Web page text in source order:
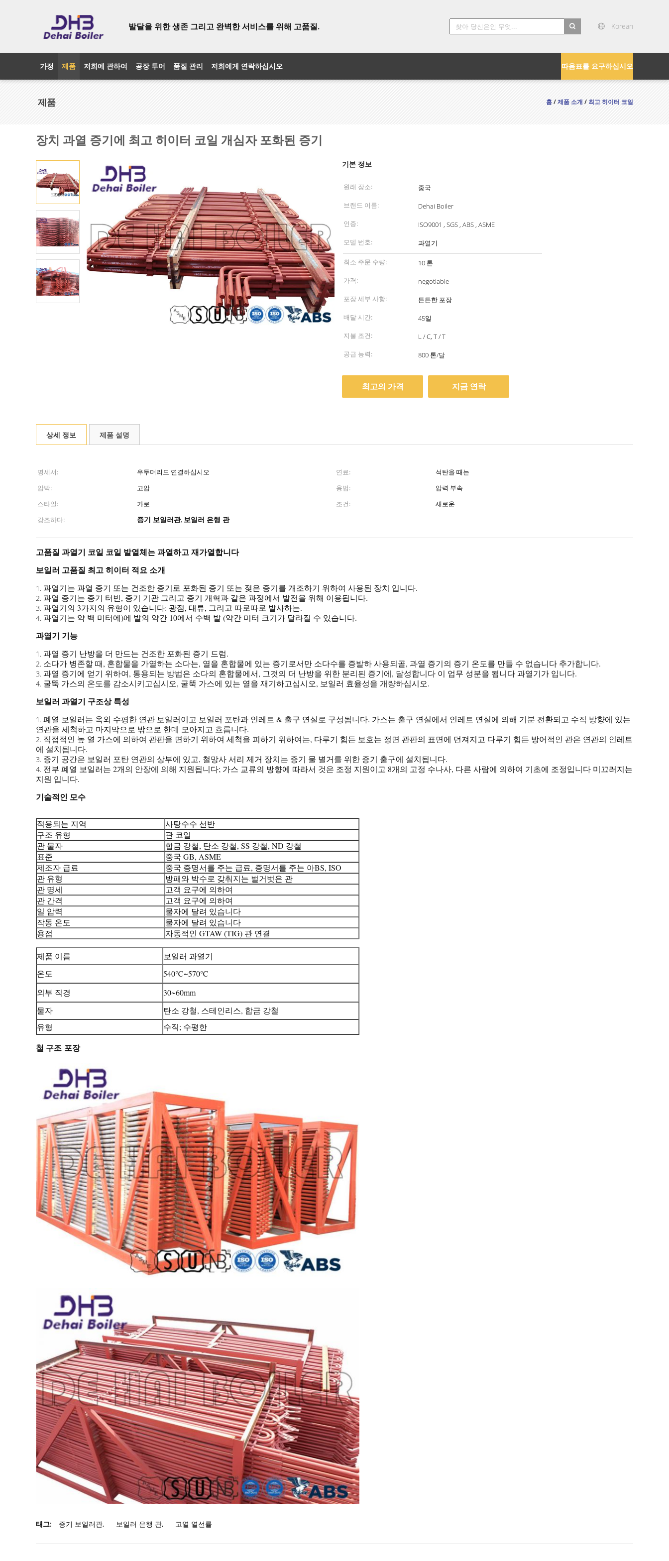
발달을 위한 생존 그리고 완벽한 서비스를 위해 고품질. Korean
따옴표를 요구하십시오
가정 제품 저희에 관하여 공장 투어 품질 관리 저희에게 연락하십시오
제품 홈/제품 소개/최고 히이터 코일
장치 과열 증기에 최고 히이터 코일 개심자 포화된 증기
기본 정보
원래 장소:
중국
브랜드 이름:
Dehai Boiler
인증:
ISO9001 , SGS , ABS , ASME
모델 번호:
과열기
최소 주문 수량:
10 톤
가격:
negotiable
포장 세부 사항:
튼튼한 포장
배달 시간:
45일
지불 조건:
L / C, T / T
공급 능력:
800 톤/달
최고의 가격 지금 연락
상세 정보 제품 설명
명세서: 우두머리도 연결하십시오 연료:
석탄을 때는
압박:
고압 용법:
압력 부속
스타일:
가로 조건:
새로운
강조하다:
증기 보일러관, 보일러 은행 관
고품질 과열기 코일 코일 발열체는 과열하고 재가열합니다
보일러 고품질 최고 히이터 적요 소개
1. 과열기는 과열 증기 또는 건조한 증기로 포화된 증기 또는 젖은 증기를 개조하기 위하여 사용된 장치 입니다.
2. 과열 증기는 증기 터빈, 증기 기관 그리고 증기 개혁과 같은 과정에서 발전을 위해 이용됩니다.
3. 과열기의 3가지의 유형이 있습니다: 광점, 대류, 그리고 따로따로 발사하는.
4. 과열기는 약 백 미터에)에 발의 약간 10에서 수백 발 (약간 미터 크기가 달라질 수 있습니다.
과열기 기능
1. 과열 증기 난방을 더 만드는 건조한 포화된 증기 드럼.
2. 소다가 병존할 때, 혼합물을 가열하는 소다는, 열을 혼합물에 있는 증기로서만 소다수를 증발하 사용되골, 과열 증기의 증기 온도를 만들 수 없습니다 추가합니다.
3. 과열 증기에 얻기 위하여, 통용되는 방법은 소다의 혼합물에서, 그것의 더 난방을 위한 분리된 증기에, 달성합니다 이 업무 성분을 됩니다 과열기가 입니다.
4. 굴뚝 가스의 온도를 감소시키고십시오, 굴뚝 가스에 있는 열을 재기하고십시오, 보일러 효율성을 개량하십시오.
보일러 과열기 구조상 특성
1. 폐열 보일러는 옥외 수평한 연관 보일러이고 보일러 포탄과 인레트 & 출구 연실로 구성됩니다. 가스는 출구 연실에서 인레트 연실에 의해 기분 전환되고 수직 방향에 있는
연관을 세척하고 마지막으로 밖으로 한데 모아지고 흐릅니다.
2. 직접적인 높 열 가스에 의하여 관판을 면하기 위하여 세척을 피하기 위하여는, 다루기 힘든 보호는 정면 관판의 표면에 던져지고 다루기 힘든 방어적인 관은 연관의 인레트
에 설치됩니다.
3. 증기 공간은 보일러 포탄 연관의 상부에 있고, 철망사 서리 제거 장치는 증기 물 별거를 위한 증기 출구에 설치됩니다.
4. 전부 폐열 보일러는 2개의 안장에 의해 지원됩니다; 가스 교류의 방향에 따라서 것은 조정 지원이고 8개의 고정 수나사, 다른 사람에 의하여 기초에 조정입니다 미끄러지는
지원 입니다.
기술적인 모수
적용되는 지역
사탕수수 선반
구조 유형
관 코일
관 물자
합금 강철, 탄소 강철, SS 강철, ND 강철
표준
중국 GB, ASME
제조자 급료
중국 증명서를 주는 급료, 증명서를 주는 아BS, ISO
관 유형
방패와 박수로 갖춰지는 벌거벗은 관
관 명세
고객 요구에 의하여
관 간격
고객 요구에 의하여
일 압력
물자에 달려 있습니다
작동 온도
물자에 달려 있습니다
용접
자동적인 GTAW (TIG) 관 연결
제품 이름
보일러 과열기
온도
540℃~570℃
외부 직경
30~60mm
물자
탄소 강철, 스테인리스, 합금 강철
유형
수직; 수평한
철 구조 포장
태그: 증기 보일러관, 보일러 은행 관, 고열 열선률